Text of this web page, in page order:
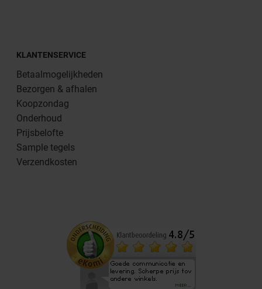
KLANTENSERVICE
Betaalmogelijkheden
Bezorgen & afhalen
Koopzondag
Onderhoud
Prijsbelofte
Sample tegels
Verzendkosten